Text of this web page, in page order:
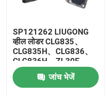
हमारे बारे में
कारखाना भ्रमण
गुणवत्ता नियंत्रण
SP121262 LIUGONG
व्हील लोडर CLG835、
CLG835H、CLG836、
CLG836H、ZL30E、
CLG855、CLG862H、
CLG870H के लिए मध्यवर्ती
फ्लैंज
जांच भेजें